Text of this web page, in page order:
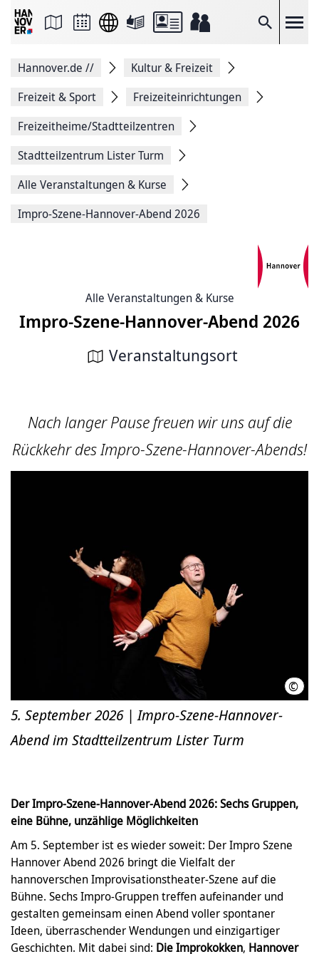
Suche
Seite
Facebook
teilen
Seitenlink
Seite
Hannover.de //
Kultur & Freizeit
Freizeit & Sport
Freizeiteinrichtungen
Freizeitheime/Stadtteilzentren
Stadtteilzentrum Lister Turm
Alle Veranstaltungen & Kurse
Impro-Szene-Hannover-Abend 2026
Alle Veranstaltungen & Kurse
Impro-Szene-Hannover-Abend 2026
Veranstaltungsort
Nach langer Pause freuen wir uns auf die
Rückkehr des Impro-Szene-Hannover-Abends!
© Der
5. September 2026 | Impro-Szene-Hannover-
Abend im Stadtteilzentrum Lister Turm
Der Impro-Szene-Hannover-Abend 2026: Sechs Gruppen,
eine Bühne, unzählige Möglichkeiten
Am 5. September ist es wieder soweit: Der Impro Szene
Hannover Abend 2026 bringt die Vielfalt der
hannoverschen Improvisationstheater-Szene auf die
Bühne. Sechs Impro-Gruppen treffen aufeinander und
gestalten gemeinsam einen Abend voller spontaner
Ideen, überraschender Wendungen und einzigartiger
Geschichten. Mit dabei sind: Die Improkokken, Hannover